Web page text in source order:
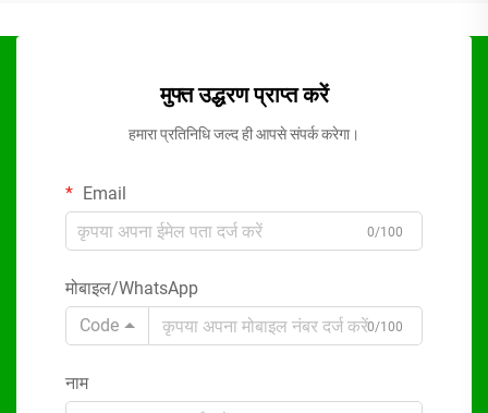
मुफ्त उद्धरण प्राप्त करें
हमारा प्रतिनिधि जल्द ही आपसे संपर्क करेगा।
Email
0/100
मोबाइल/WhatsApp
Code
0/100
नाम